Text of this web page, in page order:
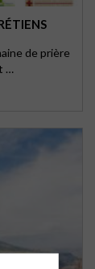
de prière
…